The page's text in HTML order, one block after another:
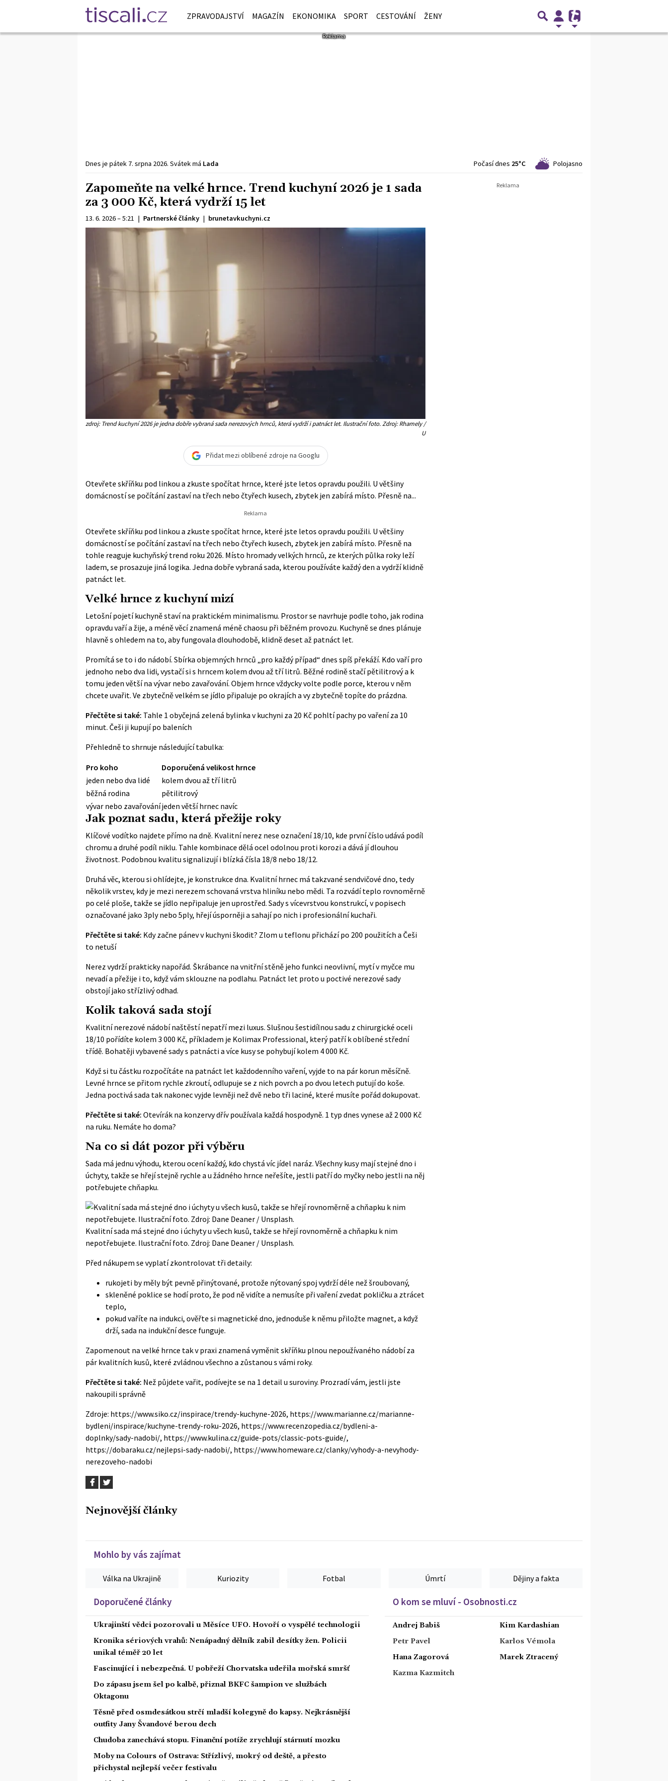
ZPRAVODAJSTVÍ MAGAZÍN EKONOMIKA SPORT CESTOVÁNÍ ŽENY
Dnes je pátek 7. srpna 2026. Svátek má Lada Počasí dnes 25°C Polojasno
Zapomeňte na velké hrnce. Trend kuchyní 2026 je 1 sada
za 3 000 Kč, která vydrží 15 let
13. 6. 2026 – 5:21 | Partnerské články | brunetavkuchyni.cz
zdroj: Trend kuchyní 2026 je jedna dobře vybraná sada nerezových hrnců, která vydrží i patnáct let. Ilustrační foto. Zdroj: Rhamely /
U
Přidat mezi oblíbené zdroje na Googlu
Otevřete skříňku pod linkou a zkuste spočítat hrnce, které jste letos opravdu použili. U většiny
domácností se počítání zastaví na třech nebo čtyřech kusech, zbytek jen zabírá místo. Přesně na...
Otevřete skříňku pod linkou a zkuste spočítat hrnce, které jste letos opravdu použili. U většiny
domácností se počítání zastaví na třech nebo čtyřech kusech, zbytek jen zabírá místo. Přesně na
tohle reaguje kuchyňský trend roku 2026. Místo hromady velkých hrnců, ze kterých půlka roky leží
ladem, se prosazuje jiná logika. Jedna dobře vybraná sada, kterou používáte každý den a vydrží klidně
patnáct let.
Velké hrnce z kuchyní mizí
Letošní pojetí kuchyně staví na praktickém minimalismu. Prostor se navrhuje podle toho, jak rodina
opravdu vaří a žije, a méně věcí znamená méně chaosu při běžném provozu. Kuchyně se dnes plánuje
hlavně s ohledem na to, aby fungovala dlouhodobě, klidně deset až patnáct let.
Promítá se to i do nádobí. Sbírka objemných hrnců „pro každý případ“ dnes spíš překáží. Kdo vaří pro
jednoho nebo dva lidi, vystačí si s hrncem kolem dvou až tří litrů. Běžné rodině stačí pětilitrový a k
tomu jeden větší na vývar nebo zavařování. Objem hrnce vždycky volte podle porce, kterou v něm
chcete uvařit. Ve zbytečně velkém se jídlo připaluje po okrajích a vy zbytečně topíte do prázdna.
Přečtěte si také: Tahle 1 obyčejná zelená bylinka v kuchyni za 20 Kč pohltí pachy po vaření za 10
minut. Češi ji kupují po baleních
Přehledně to shrnuje následující tabulka:
Pro koho
Doporučená velikost hrnce
jeden nebo dva lidé
kolem dvou až tří litrů
běžná rodina
pětilitrový
vývar nebo zavařováníjeden větší hrnec navíc
Jak poznat sadu, která přežije roky
Klíčové vodítko najdete přímo na dně. Kvalitní nerez nese označení 18/10, kde první číslo udává podíl
chromu a druhé podíl niklu. Tahle kombinace dělá ocel odolnou proti korozi a dává jí dlouhou
životnost. Podobnou kvalitu signalizují i blízká čísla 18/8 nebo 18/12.
Druhá věc, kterou si ohlídejte, je konstrukce dna. Kvalitní hrnec má takzvané sendvičové dno, tedy
několik vrstev, kdy je mezi nerezem schovaná vrstva hliníku nebo mědi. Ta rozvádí teplo rovnoměrně
po celé ploše, takže se jídlo nepřipaluje jen uprostřed. Sady s vícevrstvou konstrukcí, v popisech
označované jako 3ply nebo 5ply, hřejí úsporněji a sahají po nich i profesionální kuchaři.
Přečtěte si také: Kdy začne pánev v kuchyni škodit? Zlom u teflonu přichází po 200 použitích a Češi
to netuší
Nerez vydrží prakticky napořád. Škrábance na vnitřní stěně jeho funkci neovlivní, mytí v myčce mu
nevadí a přežije i to, když vám sklouzne na podlahu. Patnáct let proto u poctivé nerezové sady
obstojí jako střízlivý odhad.
Kolik taková sada stojí
Kvalitní nerezové nádobí naštěstí nepatří mezi luxus. Slušnou šestidílnou sadu z chirurgické oceli
18/10 pořídíte kolem 3 000 Kč, příkladem je Kolimax Professional, který patří k oblíbené střední
třídě. Bohatěji vybavené sady s patnácti a více kusy se pohybují kolem 4 000 Kč.
Když si tu částku rozpočítáte na patnáct let každodenního vaření, vyjde to na pár korun měsíčně.
Levné hrnce se přitom rychle zkroutí, odlupuje se z nich povrch a po dvou letech putují do koše.
Jedna poctivá sada tak nakonec vyjde levněji než dvě nebo tři laciné, které musíte pořád dokupovat.
Přečtěte si také: Otevírák na konzervy dřív používala každá hospodyně. 1 typ dnes vynese až 2 000 Kč
na ruku. Nemáte ho doma?
Na co si dát pozor při výběru
Sada má jednu výhodu, kterou ocení každý, kdo chystá víc jídel naráz. Všechny kusy mají stejné dno i
úchyty, takže se hřejí stejně rychle a u žádného hrnce neřešíte, jestli patří do myčky nebo jestli na něj
potřebujete chňapku.
Kvalitní sada má stejné dno i úchyty u všech kusů, takže se hřejí rovnoměrně a chňapku k nim
nepotřebujete. Ilustrační foto. Zdroj: Dane Deaner / Unsplash.
Před nákupem se vyplatí zkontrolovat tři detaily:
rukojeti by měly být pevně přinýtované, protože nýtovaný spoj vydrží déle než šroubovaný,
skleněné poklice se hodí proto, že pod ně vidíte a nemusíte při vaření zvedat pokličku a ztrácet
teplo,
pokud vaříte na indukci, ověřte si magnetické dno, jednoduše k němu přiložte magnet, a když
drží, sada na indukční desce funguje.
Zapomenout na velké hrnce tak v praxi znamená vyměnit skříňku plnou nepoužívaného nádobí za
pár kvalitních kusů, které zvládnou všechno a zůstanou s vámi roky.
Přečtěte si také: Než půjdete vařit, podívejte se na 1 detail u suroviny. Prozradí vám, jestli jste
nakoupili správně
Zdroje: https://www.siko.cz/inspirace/trendy-kuchyne-2026, https://www.marianne.cz/marianne-
bydleni/inspirace/kuchyne-trendy-roku-2026, https://www.recenzopedia.cz/bydleni-a-
doplnky/sady-nadobi/, https://www.kulina.cz/guide-pots/classic-pots-guide/,
https://dobaraku.cz/nejlepsi-sady-nadobi/, https://www.homeware.cz/clanky/vyhody-a-nevyhody-
nerezoveho-nadobi
Nejnovější články
Mohlo by vás zajímat
Válka na Ukrajině Kuriozity Fotbal Úmrtí Dějiny a fakta
Doporučené články
Ukrajinští vědci pozorovali u Měsíce UFO. Hovoří o vyspělé technologii
Kronika sériových vrahů: Nenápadný dělník zabil desítky žen. Policii
unikal téměř 20 let
Fascinující i nebezpečná. U pobřeží Chorvatska udeřila mořská smršť
Do zápasu jsem šel po kalbě, přiznal BKFC šampion ve službách
Oktagonu
Těsně před osmdesátkou strčí mladší kolegyně do kapsy. Nejkrásnější
outfity Jany Švandové berou dech
Chudoba zanechává stopu. Finanční potíže zrychlují stárnutí mozku
Moby na Colours of Ostrava: Střízlivý, mokrý od deště, a přesto
přichystal nejlepší večer festivalu
O kom se mluví - Osobnosti.cz
Andrej Babiš
Petr Pavel
Hana Zagorová
Kazma Kazmitch
Kim Kardashian
Karlos Vémola
Marek Ztracený